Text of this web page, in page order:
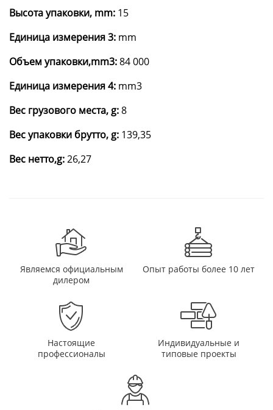
Высота упаковки, mm: 15
Единица измерения 3: mm
Объем упаковки,mm3:84 000
Единица измерения 4: mm3
Вес грузового места, g:8
Вес упаковки брутто, g: 139,35
Вес нетто,g:26,27
Являемся официальным
дилером
Опыт работы более 10 лет
Настоящие
профессионалы
Индивидуальные и
типовые проекты